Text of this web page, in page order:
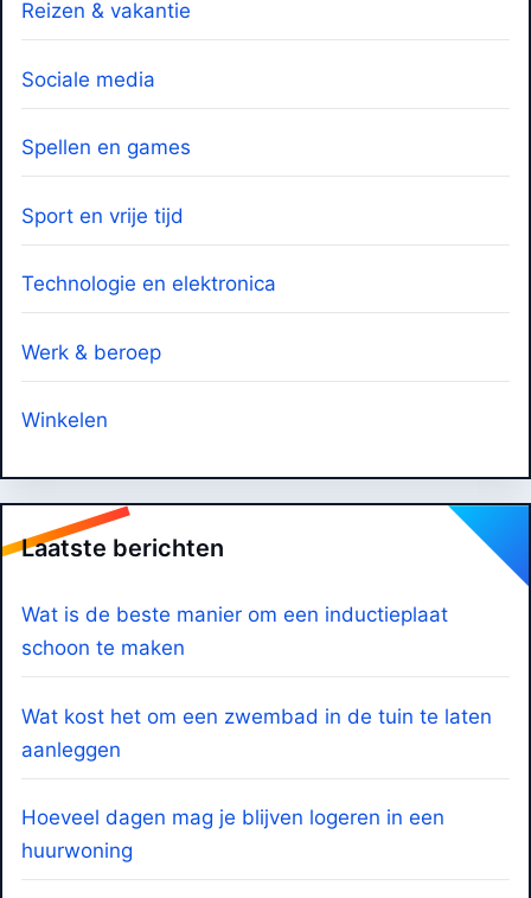
Reizen & vakantie
Sociale media
Spellen en games
Sport en vrije tijd
Technologie en elektronica
Werk & beroep
Winkelen
Laatste berichten
Wat is de beste manier om een inductieplaat
schoon te maken
Wat kost het om een zwembad in de tuin te laten
aanleggen
Hoeveel dagen mag je blijven logeren in een
huurwoning